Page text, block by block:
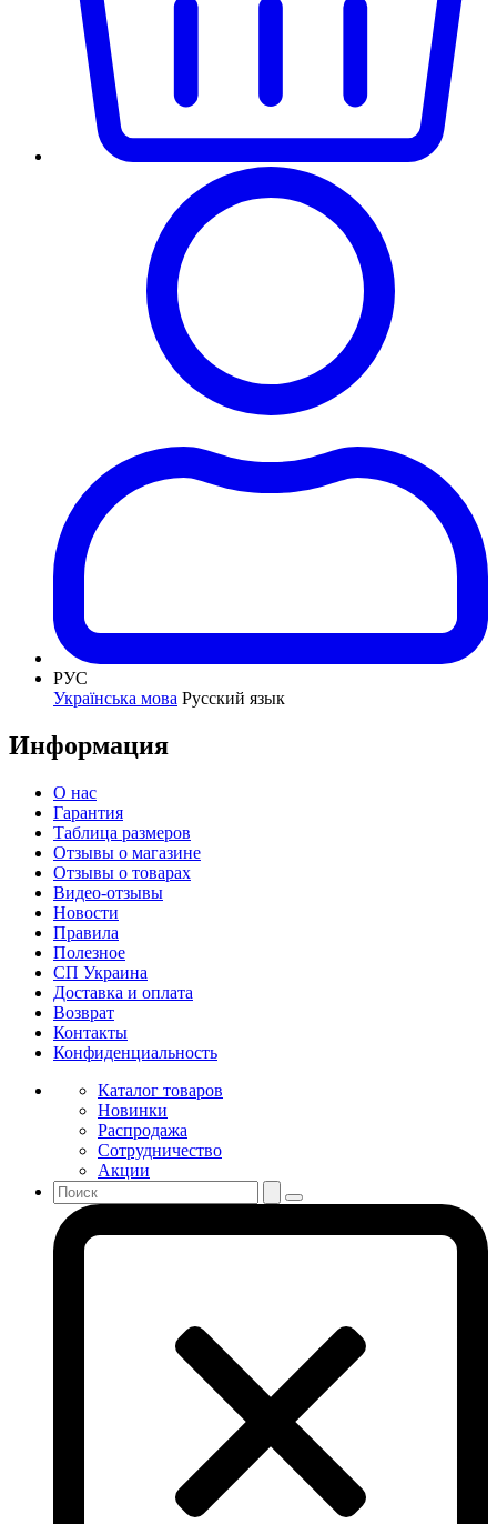
РУС
Українська мова Русский язык
Информация
О нас
Гарантия
Таблица размеров
Отзывы о магазине
Отзывы о товарах
Видео-отзывы
Новости
Правила
Полезное
СП Украина
Доставка и оплата
Возврат
Контакты
Конфиденциальность
Каталог товаров
Новинки
Распродажа
Сотрудничество
Акции